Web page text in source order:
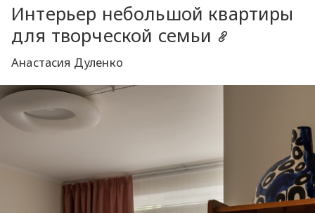
Интерьер небольшой квартиры
для творческой семьи
Анастасия Дуленко